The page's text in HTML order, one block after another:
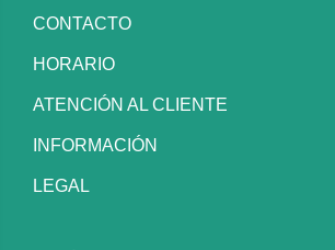
CONTACTO
HORARIO
ATENCIÓN AL CLIENTE
INFORMACIÓN
LEGAL